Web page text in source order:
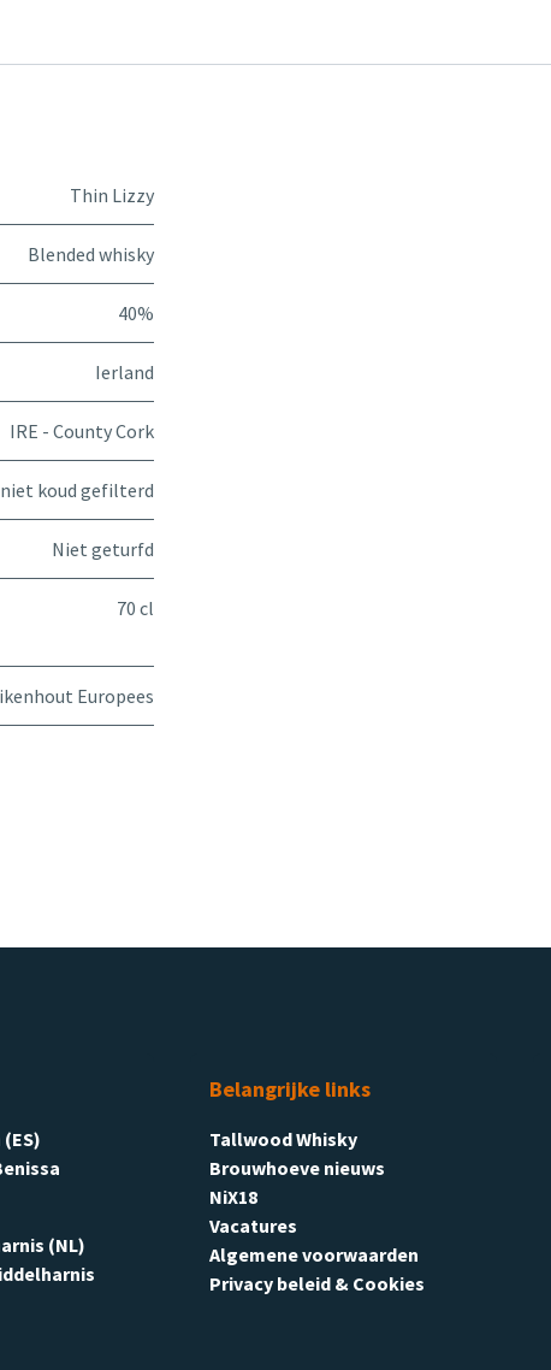
Thin Lizzy
Blended whisky
40%
Ierland
IRE - County Cork
koud gefilterd
Niet geturfd
70 cl
Europees
(NL)
Belangrijke links
Tallwood Whisky
Brouwhoeve nieuws
NiX18
Vacatures
Algemene voorwaarden
Privacy beleid & Cookies